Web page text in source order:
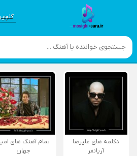
دکلمه های علیرضا
آریانفر
تمام آهنگ های
جهان